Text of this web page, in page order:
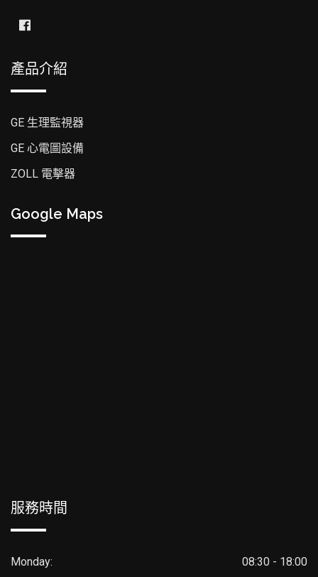
產品介紹
GE 生理監視器
GE 心電圖設備
ZOLL 電擊器
Google Maps
服務時間
Monday: 08:30 - 18:00